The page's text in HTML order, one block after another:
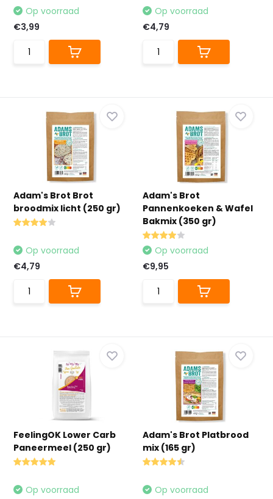
Op voorraad
€3,99
Op voorraad
€4,79
Adam's Brot Brot
broodmix licht (250 gr)
Op voorraad
€4,79
Adam's Brot
Pannenkoeken & Wafel
Bakmix (350 gr)
Op voorraad
€9,95
FeelingOK Lower Carb
Paneermeel (250 gr)
Op voorraad
Adam's Brot Platbrood
mix (165 gr)
Op voorraad